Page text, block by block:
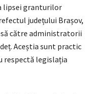
lipsei granturilor
județului Brașov,
către administratorii
Aceștia sunt practic
respectă legislația